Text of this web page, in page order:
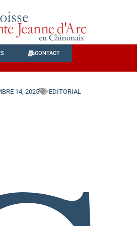
CONTACT
14, 2025 EDITORIAL